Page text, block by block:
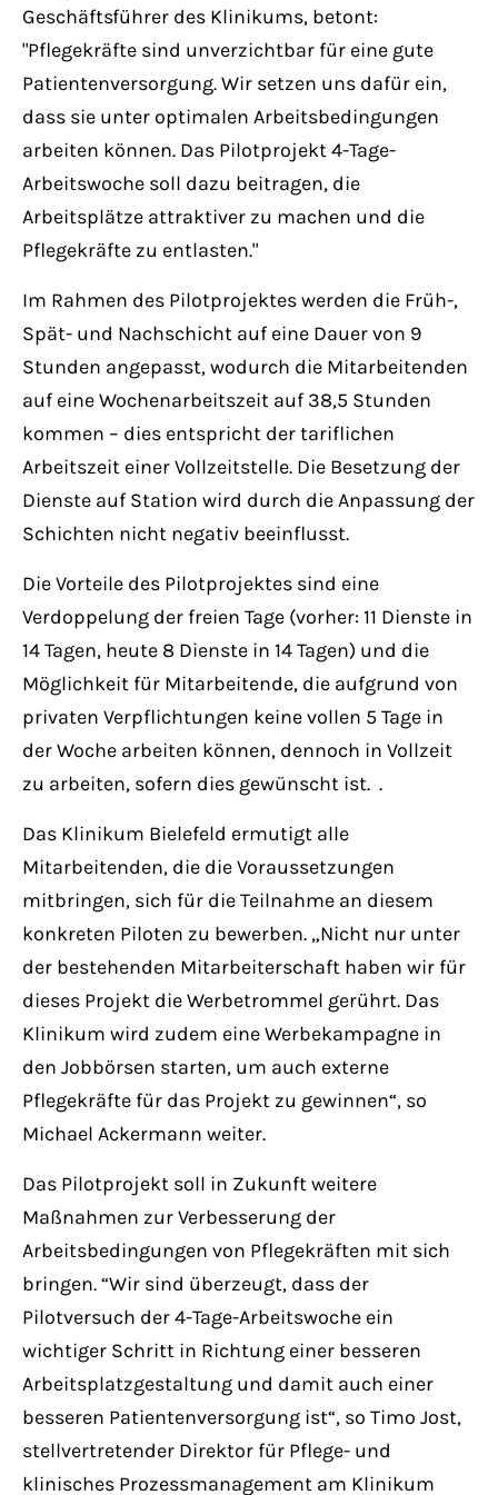
Geschäftsführer des Klinikums, betont:
"Pflegekräfte sind unverzichtbar für eine gute
Patientenversorgung. Wir setzen uns dafür ein,
dass sie unter optimalen Arbeitsbedingungen
arbeiten können. Das Pilotprojekt 4-Tage-
Arbeitswoche soll dazu beitragen, die
Arbeitsplätze attraktiver zu machen und die
Pflegekräfte zu entlasten."
Im Rahmen des Pilotprojektes werden die Früh-,
Spät- und Nachschicht auf eine Dauer von 9
Stunden angepasst, wodurch die Mitarbeitenden
auf eine Wochenarbeitszeit auf 38,5 Stunden
kommen – dies entspricht der tariflichen
Arbeitszeit einer Vollzeitstelle. Die Besetzung der
Dienste auf Station wird durch die Anpassung der
Schichten nicht negativ beeinflusst.
Die Vorteile des Pilotprojektes sind eine
Verdoppelung der freien Tage (vorher: 11 Dienste in
14 Tagen, heute 8 Dienste in 14 Tagen) und die
Möglichkeit für Mitarbeitende, die aufgrund von
privaten Verpflichtungen keine vollen 5 Tage in
der Woche arbeiten können, dennoch in Vollzeit
zu arbeiten, sofern dies gewünscht ist. .
Das Klinikum Bielefeld ermutigt alle
Mitarbeitenden, die die Voraussetzungen
mitbringen, sich für die Teilnahme an diesem
konkreten Piloten zu bewerben. „Nicht nur unter
der bestehenden Mitarbeiterschaft haben wir für
dieses Projekt die Werbetrommel gerührt. Das
Klinikum wird zudem eine Werbekampagne in
den Jobbörsen starten, um auch externe
Pflegekräfte für das Projekt zu gewinnen“, so
Michael Ackermann weiter.
Das Pilotprojekt soll in Zukunft weitere
Maßnahmen zur Verbesserung der
Arbeitsbedingungen von Pflegekräften mit sich
bringen. “Wir sind überzeugt, dass der
Pilotversuch der 4-Tage-Arbeitswoche ein
wichtiger Schritt in Richtung einer besseren
Arbeitsplatzgestaltung und damit auch einer
besseren Patientenversorgung ist“, so Timo Jost,
stellvertretender Direktor für Pflege- und
klinisches Prozessmanagement am Klinikum